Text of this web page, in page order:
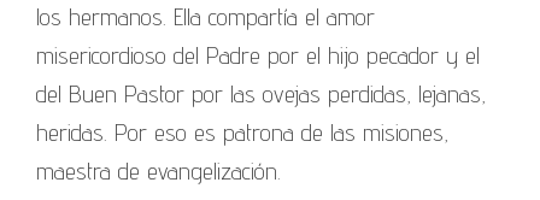
los hermanos. Ella compartía el amor
misericordioso del Padre por el hijo pecador y el
del Buen Pastor por las ovejas perdidas, lejanas,
heridas. Por eso es patrona de las misiones,
maestra de evangelización.